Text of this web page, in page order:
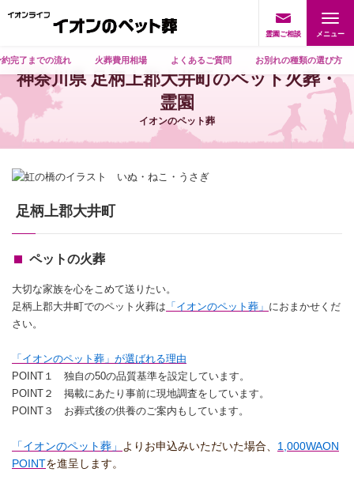
霊園ご相談
約完了までの流れ 火葬費用相場 よくあるご質問 お別れの種類の選び方
神奈川県 足柄上郡大井町のペット火葬・
霊園
イオンのペット葬
足柄上郡大井町
ペットの火葬
大切な家族を心をこめて送りたい。
足柄上郡大井町でのペット火葬は 「イオンのペット葬」 におまかせくだ
さい。
「イオンのペット葬」が選ばれる理由
POINT１ 独自の50の品質基準を設定しています。
POINT２ 掲載にあたり事前に現地調査をしています。
POINT３ お葬式後の供養のご案内もしています。
「イオンのペット葬」 よりお申込みいただいた場合、 1,000WAON
POINTを進呈します。